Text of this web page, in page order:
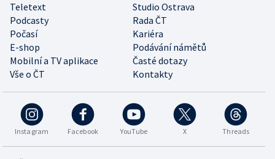
Teletext
Studio Ostrava
Podcasty
Rada ČT
Počasí
Kariéra
E-shop
Podávání námětů
Mobilní a TV aplikace
Časté dotazy
Vše o ČT
Kontakty
Instagram Facebook YouTube X Threads